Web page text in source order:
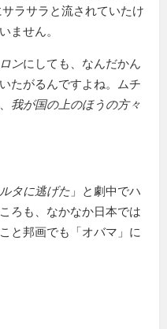
ラサラと流されていたけ
ません。
ンにしても、なんだかん
たがるんですよね。ムチ
我が国の上のほうの方々
タに逃げた 」と劇中でハ
ろも、なかなか日本では
と邦画でも「オバマ」に